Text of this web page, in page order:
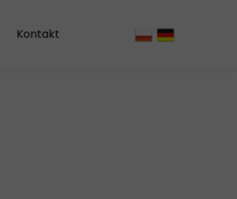
Kontakt